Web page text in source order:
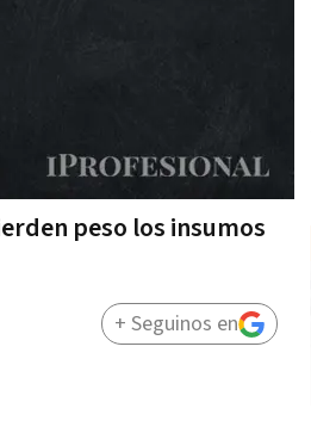
peso los insumos
+ Seguinos en